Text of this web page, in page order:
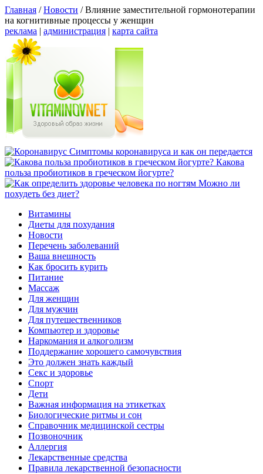
Главная /Новости /Влияние заместительной гормонотерапии
на когнитивные процессы у женщин
реклама | администрация | карта сайта
Симптомы коронавируса и как он передается
Какова
польза пробиотиков в греческом йогурте?
Можно ли
похудеть без диет?
Витамины
Диеты для похудания
Новости
Перечень заболеваний
Ваша внешность
Как бросить курить
Питание
Массаж
Для женщин
Для мужчин
Для путешественников
Компьютер и здоровье
Наркомания и алкоголизм
Поддержание хорошего самочувствия
Это должен знать каждый
Секс и здоровье
Спорт
Дети
Важная информация на этикетках
Биологические ритмы и сон
Справочник медицинской сестры
Позвоночник
Аллергия
Лекарственные средства
Правила лекарственной безопасности